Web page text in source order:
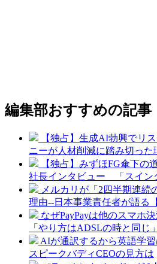
編集部おすすめの記事
【独占】生成AI勃興でリ
ニーが人材削減に踏み切った
【独占】みずほFG傘下の
社長インタビュー 「スイン
メルカリが「2四半期連続
理由--日本事業責任者が語る
なぜPayPayは他のスマホ
「やり方はADSLの時と同じ
AIが通訳するから英語学
スピークバディCEOの見方は